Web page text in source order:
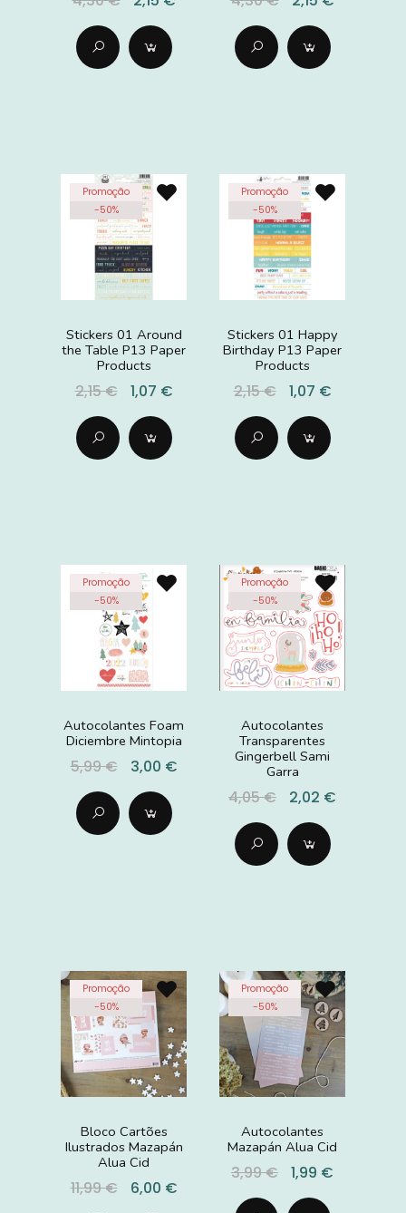
Promoção
-50%
Stickers 01 Around
the Table P13 Paper
Products
2,15 € 1,07 €
Promoção
-50%
Stickers 01 Happy
Birthday P13 Paper
Products
2,15 € 1,07 €
Promoção
-50%
Autocolantes Foam
Diciembre Mintopia
5,99 € 3,00 €
Promoção
-50%
Autocolantes
Transparentes
Gingerbell Sami
Garra
4,05 € 2,02 €
Promoção
-50%
Bloco Cartões
Ilustrados Mazapán
Alua Cid
11,99 € 6,00 €
Promoção
-50%
Autocolantes
Mazapán Alua Cid
3,99 € 1,99 €